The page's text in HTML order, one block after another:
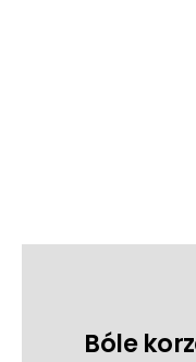
Bóle